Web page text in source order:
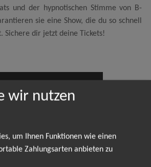
und der hypnotischen Stimme von B-
sie eine Show, die du so schnell
Sichere dir jetzt deine Tickets!
NEWSLETTER
dich jedoch gerne
Termine gibt. Einfach hier
wir nutzen
um Ihnen Funktionen wie einen
Zahlungsarten anbieten zu